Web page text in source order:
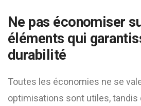
Ne pas économiser
éléments qui
durabilité
Toutes les économies ne se
optimisations sont utiles, tandis